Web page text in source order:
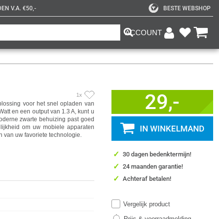
V.A. €50,- BESTE WEBSHOP
ACCOUNT
1x
voor het snel opladen van
en een output van 1.3 A, kunt u
zwarte behuizing past goed
om uw mobiele apparaten
van uw favoriete technologie.
29,-
IN WINKELMAND
✓ 30 dagen bedenktermijn!
✓ 24 maanden garantie!
✓ Achteraf betalen!
Vergelijk product